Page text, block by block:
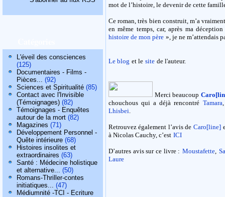
L'éveil des consciences
(125)
Documentaires - Films -
Pièces... (92)
Sciences et Spiritualité (85)
Contact avec l'Invisible
(Témoignages) (82)
Témoignages - Enquêtes
autour de la mort (82)
Magazines (71)
Développement Personnel -
Quête intérieure (68)
Histoires insolites et
extraordinaires (63)
Santé : Médecine holistique
et alternative... (50)
Romans-Thriller-contes
initiatiques... (47)
Médiumnité -TCI - Ecriture
mot de l’histoire, le devenir de cette
Ce roman, très bien construit, m’a
en même temps, car, après ma
histoire de mon père », je ne m’attendais
Le blog et le site de l'auteur.
Merci beaucoup
chouchous qui a déjà rencontré Tamara,
Lhisbei.
Retrouvez également l’avis de Caro[line]
à Nicolas Cauchy, c’est ICI
D’autres avis sur ce livre : Moustafette,
Laure